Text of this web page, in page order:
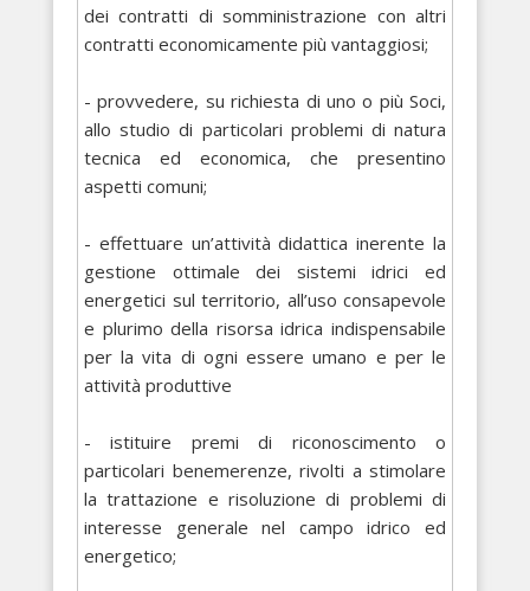
dei contratti di somministrazione con altri
contratti economicamente più vantaggiosi;
- provvedere, su richiesta di uno o più Soci,
allo studio di particolari problemi di natura
tecnica ed economica, che presentino
aspetti comuni;
- effettuare un’attività didattica inerente la
gestione ottimale dei sistemi idrici ed
energetici sul territorio, all’uso consapevole
e plurimo della risorsa idrica indispensabile
per la vita di ogni essere umano e per le
attività produttive
- istituire premi di riconoscimento o
particolari benemerenze, rivolti a stimolare
la trattazione e risoluzione di problemi di
interesse generale nel campo idrico ed
energetico;